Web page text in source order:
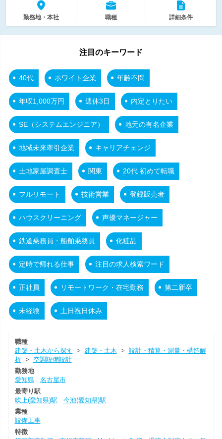
勤務地・本社 職種 詳細条件
注目のキーワード
40代 ホワイト企業 年齢不問
年収1,000万円 週休3日 内定とりたい
SE（システムエンジニア） 地元の有名企業
地域未来牽引企業 キャリアチェンジ
土地家屋調査士 関東 20代 初めて転職
フルリモート 技術営業 登録販売者
ハウスクリーニング 声優マネージャー
鉄道乗務員・船舶乗務員 化粧品
定時で帰れる仕事 注目の求人検索ワード
正社員 リモートワーク・在宅勤務 第二新卒
未経験 土日祝日休み
職種
建築・土木から探す > 建築・土木 > 設計・積算・測量・構造解
析> 空調設備設計
勤務地
愛知県
名古屋市
最寄り駅
吹上(愛知県)駅
今池(愛知県)駅
業種
設備工事
特徴